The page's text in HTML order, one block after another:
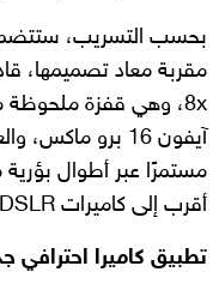
مقربة معاد تصميمها،
آيفون 16 برو
مستمرًا عبر أطوال بؤرية
أقرب إلى كاميرات DSLR الاحترافية.
تطبيق كاميرا احترافي